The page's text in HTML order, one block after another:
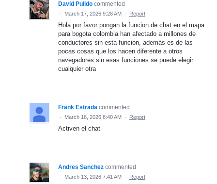
David Pulido commented
· March 17, 2026 9:28 AM · Report
Hola por favor pongan la funcion de chat en el mapa
para bogota colombia han afectado a millones de
conductores sin esta funcion, además es de las
pocas cosas que los hacen diferente a otros
navegadores sin esas funciones se puede elegir
cualquier otra
Frank Estrada commented
· March 16, 2026 8:40 AM · Report
Activen el chat
Andres Sanchez commented
· March 13, 2026 7:41 AM · Report